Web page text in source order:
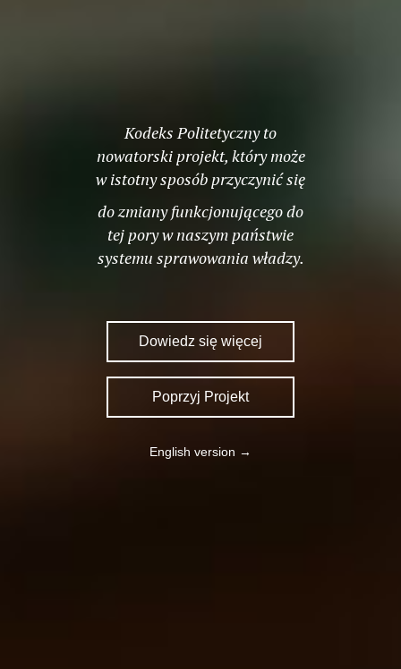
Kodeks Politetyczny to
nowatorski projekt, który może
w istotny sposób przyczynić się
do zmiany funkcjonującego do
tej pory w naszym państwie
systemu sprawowania władzy.
Dowiedz się więcej
Poprzyj Projekt
English version →